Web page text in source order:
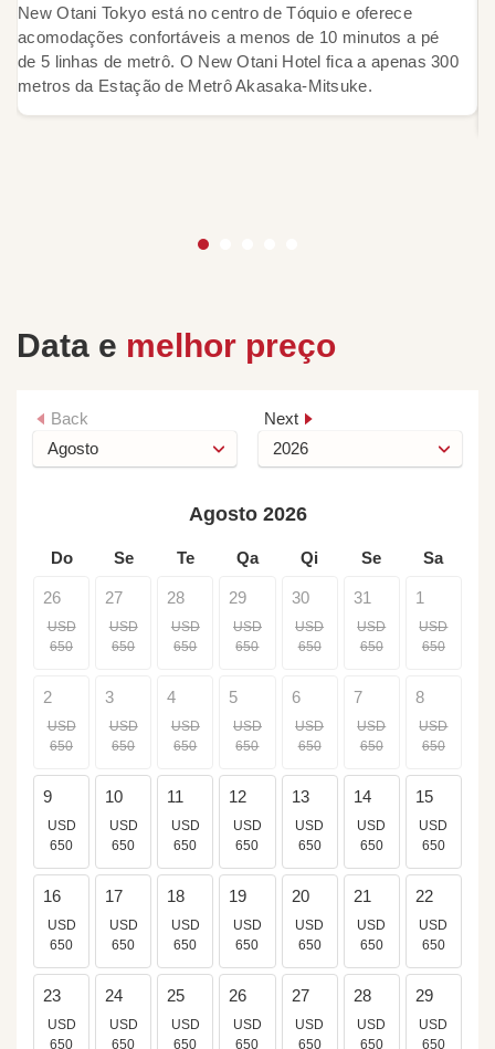
New Otani Tokyo está no centro de Tóquio e oferece
acomodações confortáveis a menos de 10 minutos a pé
de 5 linhas de metrô. O New Otani Hotel fica a apenas 300
metros da Estação de Metrô Akasaka-Mitsuke.
Data e melhor preço
Back Next
Agosto 2026
Do Se Te Qa Qi Se Sa
26
USD
650
27
USD
650
28
USD
650
29
USD
650
30
USD
650
31
USD
650
1
USD
650
2
USD
650
3
USD
650
4
USD
650
5
USD
650
6
USD
650
7
USD
650
8
USD
650
9
USD
650
10
USD
650
11
USD
650
12
USD
650
13
USD
650
14
USD
650
15
USD
650
16
USD
650
17
USD
650
18
USD
650
19
USD
650
20
USD
650
21
USD
650
22
USD
650
23
USD
650
24
USD
650
25
USD
650
26
USD
650
27
USD
650
28
USD
650
29
USD
650